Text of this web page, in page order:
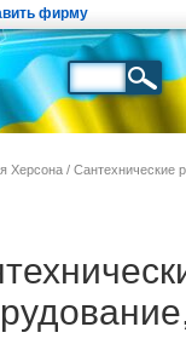
фирму
Херсона / Сантехнические